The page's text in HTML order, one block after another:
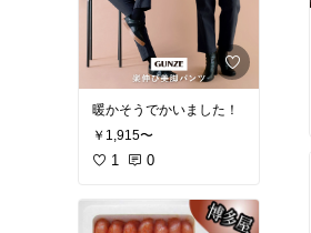
暖かそうでかいました！
￥1,915〜
1 0